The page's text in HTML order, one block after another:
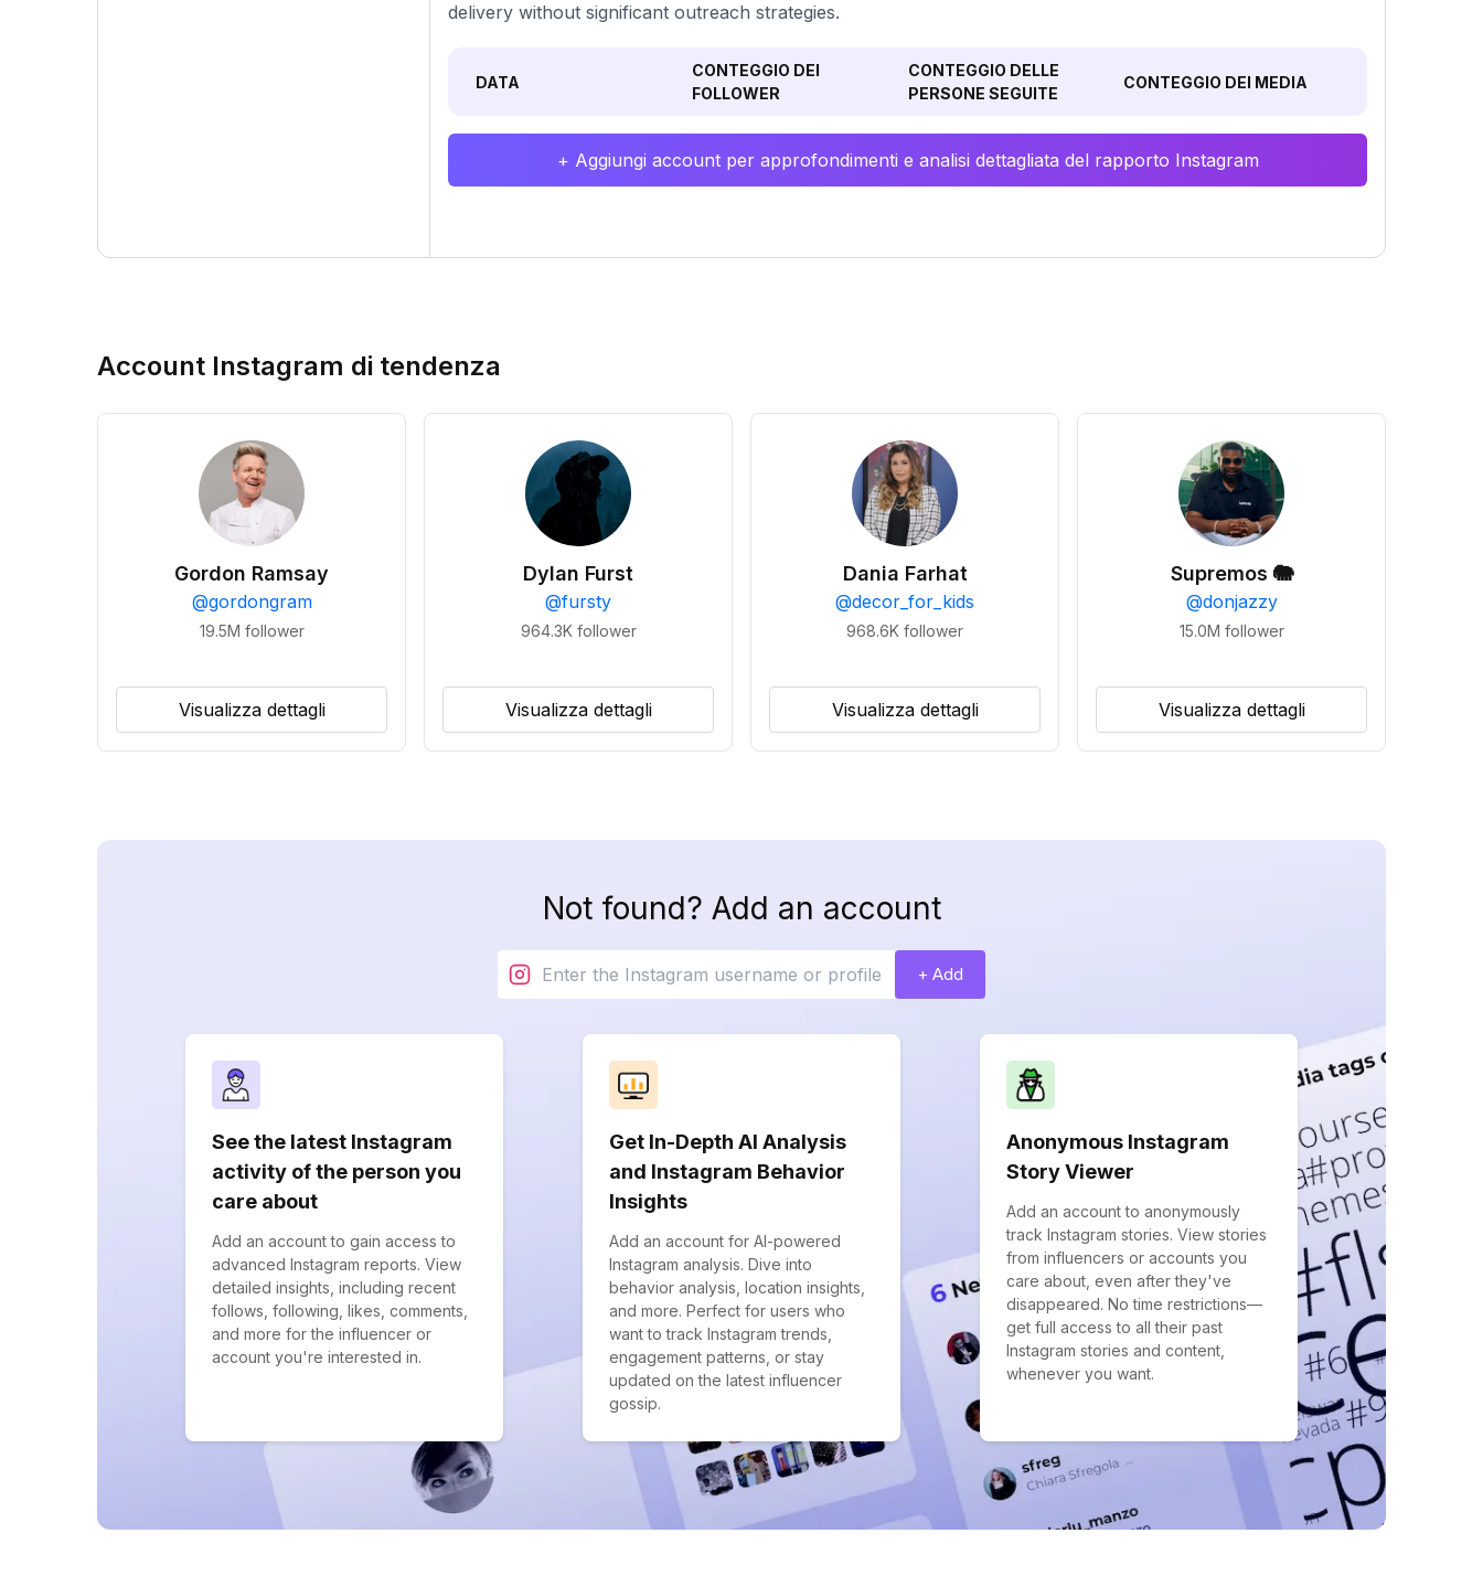
delivery without significant outreach strategies.
DATA
CONTEGGIO DEI
FOLLOWER
CONTEGGIO DELLE
PERSONE SEGUITE
CONTEGGIO DEI MEDIA
+ Aggiungi account per approfondimenti e analisi dettagliata del rapporto Instagram
Account Instagram di tendenza
Gordon Ramsay
@gordongram
19.5M follower
Visualizza dettagli
Dylan Furst
@fursty
964.3K follower
Visualizza dettagli
Dania Farhat
@decor_for_kids
968.6K follower
Visualizza dettagli
Supremos 🐘
@donjazzy
15.0M follower
Visualizza dettagli
Not found? Add an account
+ Add
See the latest Instagram
activity of the person you
care about
Add an account to gain access to
advanced Instagram reports. View
detailed insights, including recent
follows, following, likes, comments,
and more for the influencer or
account you're interested in.
Get In-Depth AI Analysis
and Instagram Behavior
Insights
Add an account for AI-powered
Instagram analysis. Dive into
behavior analysis, location insights,
and more. Perfect for users who
want to track Instagram trends,
engagement patterns, or stay
updated on the latest influencer
gossip.
Anonymous Instagram
Story Viewer
Add an account to anonymously
track Instagram stories. View stories
from influencers or accounts you
care about, even after they've
disappeared. No time restrictions—
get full access to all their past
Instagram stories and content,
whenever you want.